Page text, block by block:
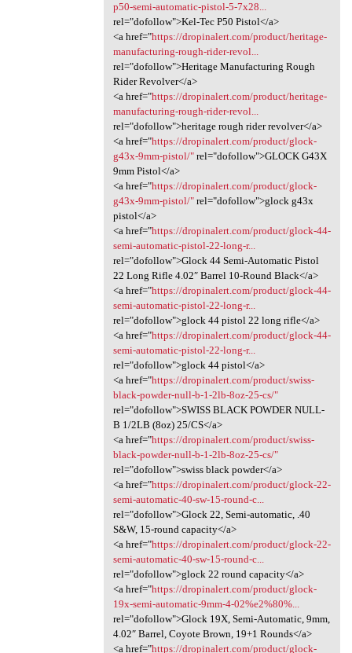
p50-semi-automatic-pistol-5-7x28...
rel="dofollow">Kel-Tec P50 Pistol</a>
<a href="https://dropinalert.com/product/heritage-
manufacturing-rough-rider-revol...
rel="dofollow">Heritage Manufacturing Rough
Rider Revolver</a>
<a href="https://dropinalert.com/product/heritage-
manufacturing-rough-rider-revol...
rel="dofollow">heritage rough rider revolver</a>
<a href="https://dropinalert.com/product/glock-
g43x-9mm-pistol/"rel="dofollow">GLOCK G43X
9mm Pistol</a>
<a href="https://dropinalert.com/product/glock-
g43x-9mm-pistol/"rel="dofollow">glock g43x
pistol</a>
<a href="https://dropinalert.com/product/glock-44-
semi-automatic-pistol-22-long-r...
rel="dofollow">Glock 44 Semi-Automatic Pistol
22 Long Rifle 4.02″ Barrel 10-Round Black</a>
<a href="https://dropinalert.com/product/glock-44-
semi-automatic-pistol-22-long-r...
rel="dofollow">glock 44 pistol 22 long rifle</a>
<a href="https://dropinalert.com/product/glock-44-
semi-automatic-pistol-22-long-r...
rel="dofollow">glock 44 pistol</a>
<a href="https://dropinalert.com/product/swiss-
black-powder-null-b-1-2lb-8oz-25-cs/"
rel="dofollow">SWISS BLACK POWDER NULL-
B 1/2LB (8oz) 25/CS</a>
<a href="https://dropinalert.com/product/swiss-
black-powder-null-b-1-2lb-8oz-25-cs/"
rel="dofollow">swiss black powder</a>
<a href="https://dropinalert.com/product/glock-22-
semi-automatic-40-sw-15-round-c...
rel="dofollow">Glock 22, Semi-automatic, .40
S&W, 15-round capacity</a>
<a href="https://dropinalert.com/product/glock-22-
semi-automatic-40-sw-15-round-c...
rel="dofollow">glock 22 round capacity</a>
<a href="https://dropinalert.com/product/glock-
19x-semi-automatic-9mm-4-02%e2%80%...
rel="dofollow">Glock 19X, Semi-Automatic, 9mm,
4.02″ Barrel, Coyote Brown, 19+1 Rounds</a>
<a href="https://dropinalert.com/product/glock-